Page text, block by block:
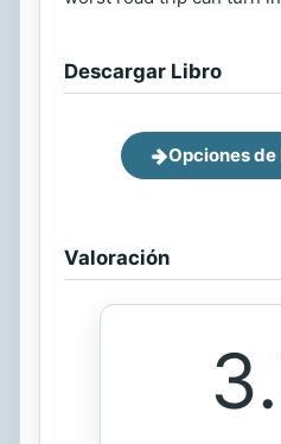
Descargar Libro
Opciones
Valoración